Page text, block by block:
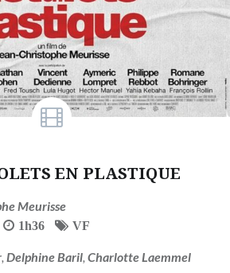
EN PLASTIQUE
Meurisse
1h36 VF
, Delphine Baril, Charlotte Laemmel